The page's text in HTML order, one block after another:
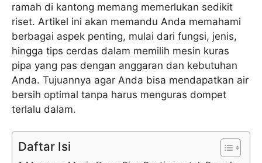
ramah di kantong memang memerlukan sedikit
riset. Artikel ini akan memandu Anda memahami
berbagai aspek penting, mulai dari fungsi, jenis,
hingga tips cerdas dalam memilih mesin kuras
pipa yang pas dengan anggaran dan kebutuhan
Anda. Tujuannya agar Anda bisa mendapatkan air
bersih optimal tanpa harus menguras dompet
terlalu dalam.
Daftar Isi